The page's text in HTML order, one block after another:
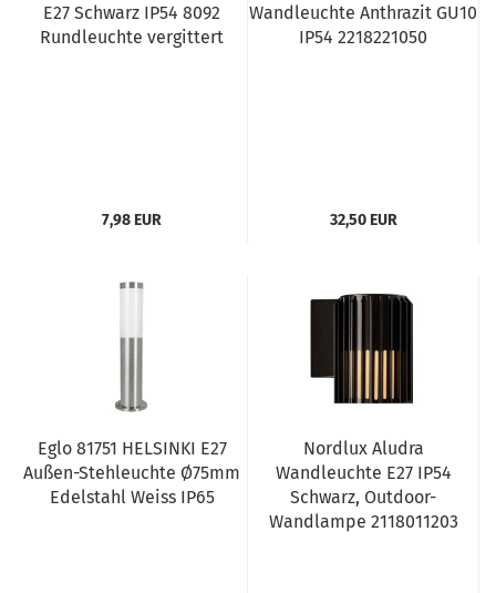
E27 Schwarz IP54 8092
Rundleuchte vergittert
7,98 EUR
Wandleuchte Anthrazit GU10
IP54 2218221050
32,50 EUR
Eglo 81751 HELSINKI E27
Außen-Stehleuchte Ø75mm
Edelstahl Weiss IP65
Nordlux Aludra
Wandleuchte E27 IP54
Schwarz, Outdoor-
Wandlampe 2118011203